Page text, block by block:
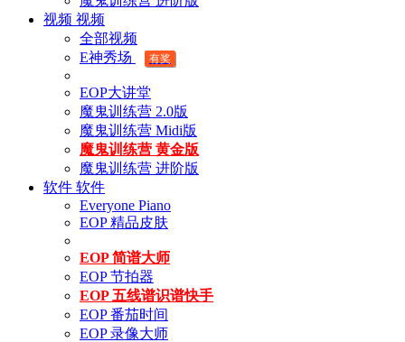
视频 视频
全部视频
E神秀场
有奖
EOP大讲堂
魔鬼训练营 2.0版
魔鬼训练营 Midi版
魔鬼训练营 黄金版
魔鬼训练营 进阶版
软件 软件
Everyone Piano
EOP 精品皮肤
EOP 简谱大师
EOP 节拍器
EOP 五线谱识谱快手
EOP 番茄时间
EOP 录像大师